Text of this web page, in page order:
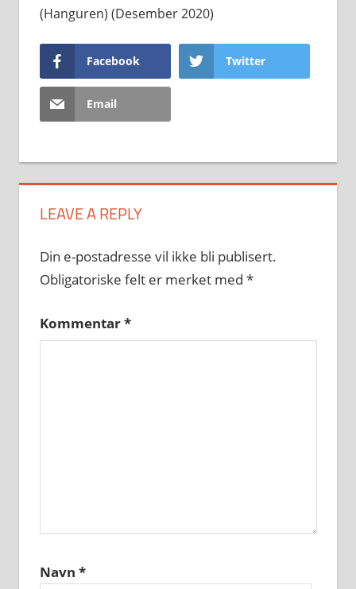
(Hanguren) (Desember 2020)
Facebook Twitter
Email
LEAVE A REPLY
Din e-postadresse vil ikke bli publisert.
Obligatoriske felt er merket med *
Kommentar*
Navn *